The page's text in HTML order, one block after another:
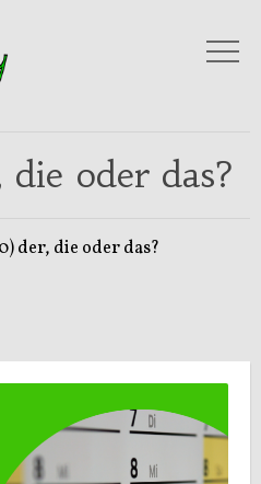
oder das?
der, die oder das?